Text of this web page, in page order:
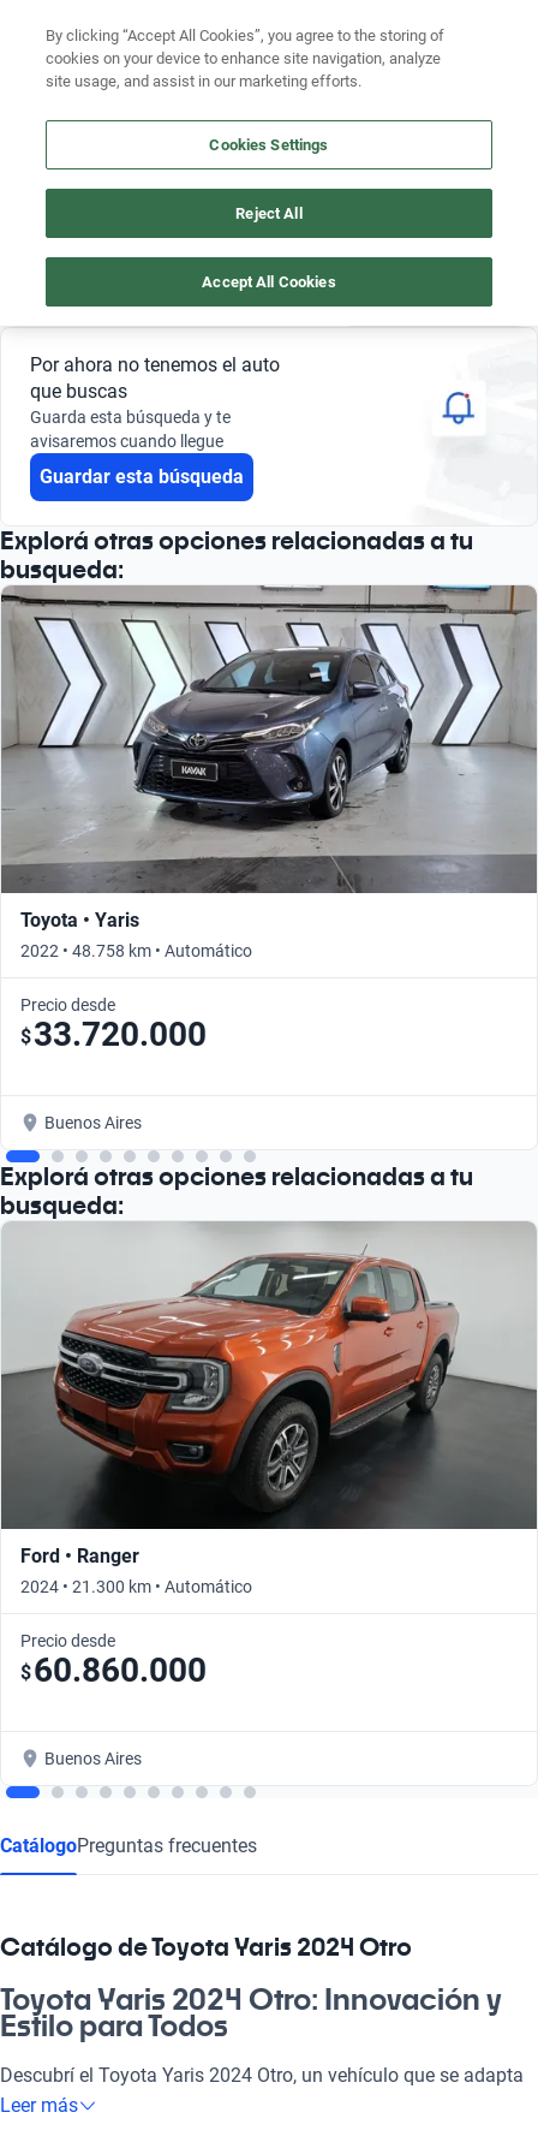
Buscá por marca
Buscá por modelo
Buscá por marca
Buscá por modelo
Buscá por versión
0 Resultados Guardar búsqueda
Por ahora no tenemos el auto
que buscas
Guarda esta búsqueda y te
avisaremos cuando llegue
Guardar esta búsqueda
Explorá otras opciones relacionadas a tu
busqueda:
Toyota • Yaris
2022 • 48.758 km • Automático
Precio desde
$33.720.000
Buenos Aires
Explorá otras opciones relacionadas a tu
busqueda:
Ford • Ranger
2024 • 21.300 km • Automático
Precio desde
$60.860.000
Buenos Aires
CatálogoPreguntas frecuentes
Catálogo de Toyota Yaris 2024 Otro
Toyota Yaris 2024 Otro: Innovación y
Estilo para Todos
Descubrí el Toyota Yaris 2024 Otro, un vehículo que se adapta
a todas tus necesidades, desde llevar a los chicos al colegio
Leer más
By clicking “Accept All Cookies”, you agree to the storing of
cookies on your device to enhance site navigation, analyze
site usage, and assist in our marketing efforts.
Cookies Settings
Reject All
Accept All Cookies